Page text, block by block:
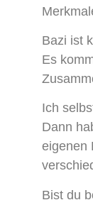
Bazi ist
Es
Ich
Dann
eigenen
Bist du